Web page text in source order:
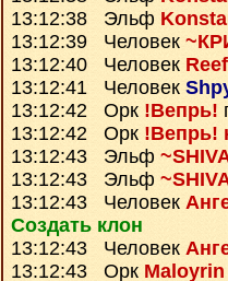
13:12:38 Эльф
13:12:39 Человек
13:12:40 Человек
13:12:41 Человек
13:12:42 Орк !Вепрь!
13:12:42 Орк !Вепрь!
13:12:43 Эльф
13:12:43 Эльф
13:12:43 Человек
Создать клон
13:12:43 Человек
13:12:43 Орк Maloyrin